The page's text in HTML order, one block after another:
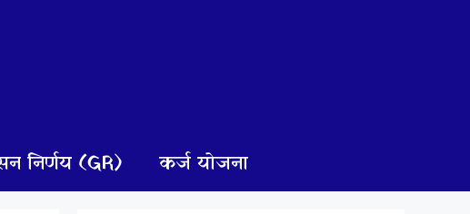
निर्णय (GR) कर्ज योजना